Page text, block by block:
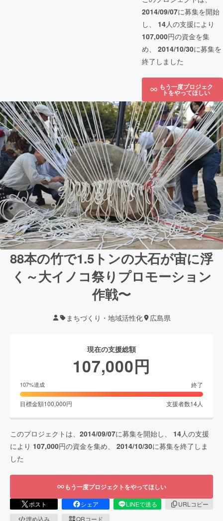
2014/09/07に募集を開始
し、 14人の支援により
107,000円の資金を集
め、 2014/10/30に募集を
終了しました
もう一度プロジェク
トをやってほしい
88本の竹で1.5トンの大石が宙に浮
く～大イノコ祭りプロモーション
作戦〜
まちづくり・地域活性化 広島県
現在の支援総額
107,000円
107%達成 終了
目標金額100,000円 支援者数14人
このプロジェクトは、 2014/09/07に募集を開始し、 14人の支援
により 107,000円の資金を集め、 2014/10/30に募集を終了しま
した
もう一度プロジェクトをやってほしい
ポスト シェア LINEで送る
URLコピー
埋め込み
QRコード